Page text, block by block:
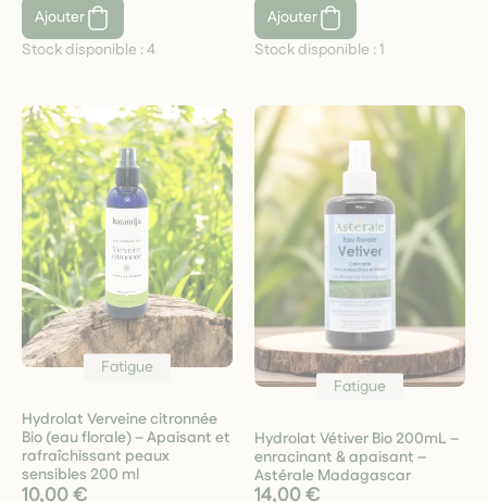
Ajouter
Stock disponible :4
Ajouter
Stock disponible :1
Fatigue
Hydrolat Verveine citronnée
Bio (eau florale) – Apaisant et
rafraîchissant peaux
sensibles 200 ml
10,00 €
Fatigue
Hydrolat Vétiver Bio 200mL –
enracinant & apaisant –
Astérale Madagascar
14,00 €